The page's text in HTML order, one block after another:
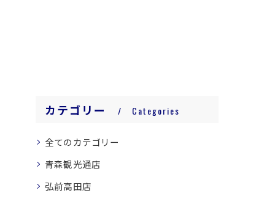
カテゴリー Categories
全てのカテゴリー
青森観光通店
弘前高田店